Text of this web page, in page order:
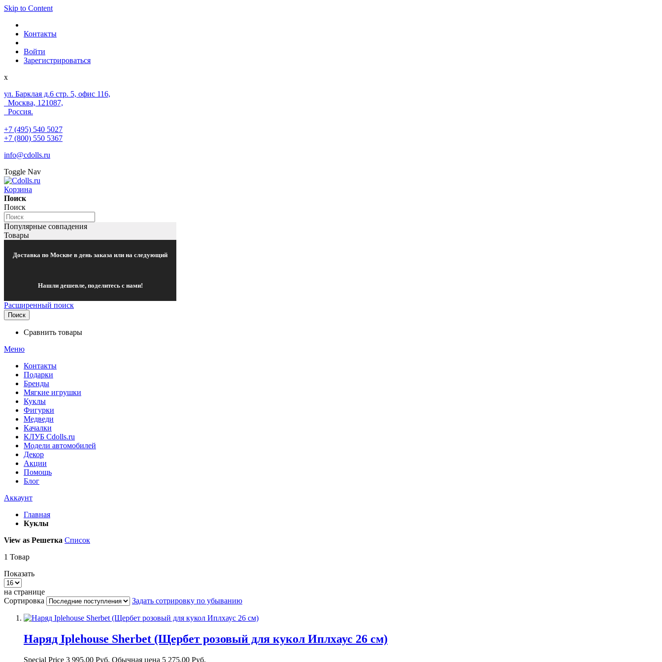
Skip to Content
Контакты
Войти
Зарегистрироваться
x
ул. Барклая д.6 стр. 5, офис 116,
Москва, 121087,
Россия.
+7 (495) 540 5027
+7 (800) 550 5367
info@cdolls.ru
Toggle Nav
Корзина
Поиск
Поиск
Популярные совпадения
Товары
Доставка по Москве в день заказа или на следующий
Нашли дешевле, поделитесь с нами!
Расширенный поиск
Поиск
Сравнить товары
Меню
Контакты
Подарки
Бренды
Мягкие игрушки
Куклы
Фигурки
Медведи
Качалки
КЛУБ Cdolls.ru
Модели автомобилей
Декор
Акции
Помощь
Блог
Аккаунт
Главная
Куклы
View as Решетка Список
1 Товар
Показать
на странице
Сортировка
Задать сотрировку по убыванию
Наряд Iplehouse Sherbet (Щербет розовый для кукол Иплхаус 26 см)
Special Price 3 995,00 Руб. Обычная цена 5 275,00 Руб.